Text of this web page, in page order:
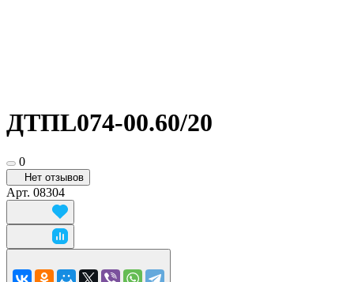
ДТПL074-00.60/20
0
Нет отзывов
Арт. 08304